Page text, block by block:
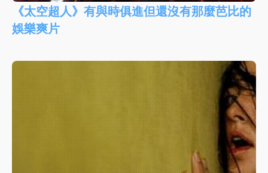
《太空超人》有與時俱進但還沒有那麼芭比的
娛樂爽片